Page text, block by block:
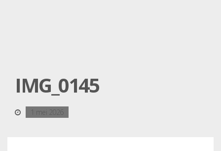
IMG_0145
1 mei 2026